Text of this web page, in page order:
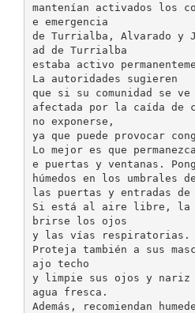
mantenían activados los
e emergencia
de Turrialba, Alvarado y
ad de Turrialba
estaba activo
La autoridades sugieren
que si su comunidad se ve
afectada por la caída de
no exponerse,
ya que puede provocar
Lo mejor es que
e puertas y ventanas.
húmedos en los umbrales de
las puertas y entradas
Si está al aire libre, la
brirse los ojos
y las vías respiratorias.
Proteja también a sus
ajo techo
y limpie sus ojos y nariz
agua fresca.
Además, recomiendan